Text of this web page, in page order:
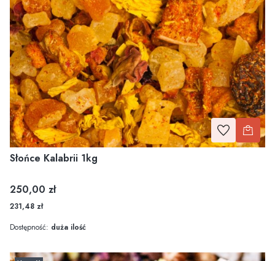
Słońce Kalabrii 1kg
Cena
250,00 zł
231,48 zł
Dostępność: duża ilość